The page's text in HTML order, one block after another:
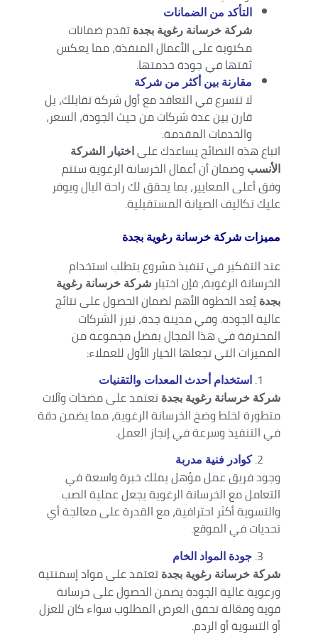
التأكد من الضمانات
شركة خرسانة رغوية بجدة تقدم ضمانات
مكتوبة على الأعمال المنفذة، مما يعكس
ثقتها في جودة خدمتها.
مقارنة بين أكثر من شركة
لا تتسرع في التعاقد مع أول شركة تقابلك، بل
قارن بين عدة شركات من حيث الجودة، السعر،
والخدمات المقدمة.
اتباع هذه النصائح يساعدك على اختيار الشركة
الأنسب وضمان أن أعمال الخرسانة الرغوية ستتم
وفق أعلى المعايير، بما يحقق لك راحة البال ويوفر
عليك تكاليف الصيانة المستقبلية.
مميزات شركة خرسانة رغوية بجدة
عند التفكير في تنفيذ مشروع يتطلب استخدام
الخرسانة الرغوية، فإن اختيار شركة خرسانة رغوية
بجدة يُعد الخطوة الأهم لضمان الحصول على نتائج
عالية الجودة. وفي مدينة جدة، تبرز الشركات
المحترفة في هذا المجال بفضل مجموعة من
المميزات التي تجعلها الخيار الأول للعملاء:
استخدام أحدث المعدات والتقنيات
شركة خرسانة رغوية بجدة تعتمد على مضخات وآلات
متطورة لخلط وضخ الخرسانة الرغوية، مما يضمن دقة
في التنفيذ وسرعة في إنجاز العمل.
كوادر فنية مدربة
وجود فريق عمل مؤهل يملك خبرة واسعة في
التعامل مع الخرسانة الرغوية يجعل عملية الصب
والتسوية أكثر احترافية، مع القدرة على معالجة أي
تحديات في الموقع.
جودة المواد الخام
شركة خرسانة رغوية بجدة تعتمد على مواد إسمنتية
ورغوية عالية الجودة يضمن الحصول على خرسانة
قوية وفعّالة تحقق الغرض المطلوب سواء كان للعزل
أو التسوية أو الردم.